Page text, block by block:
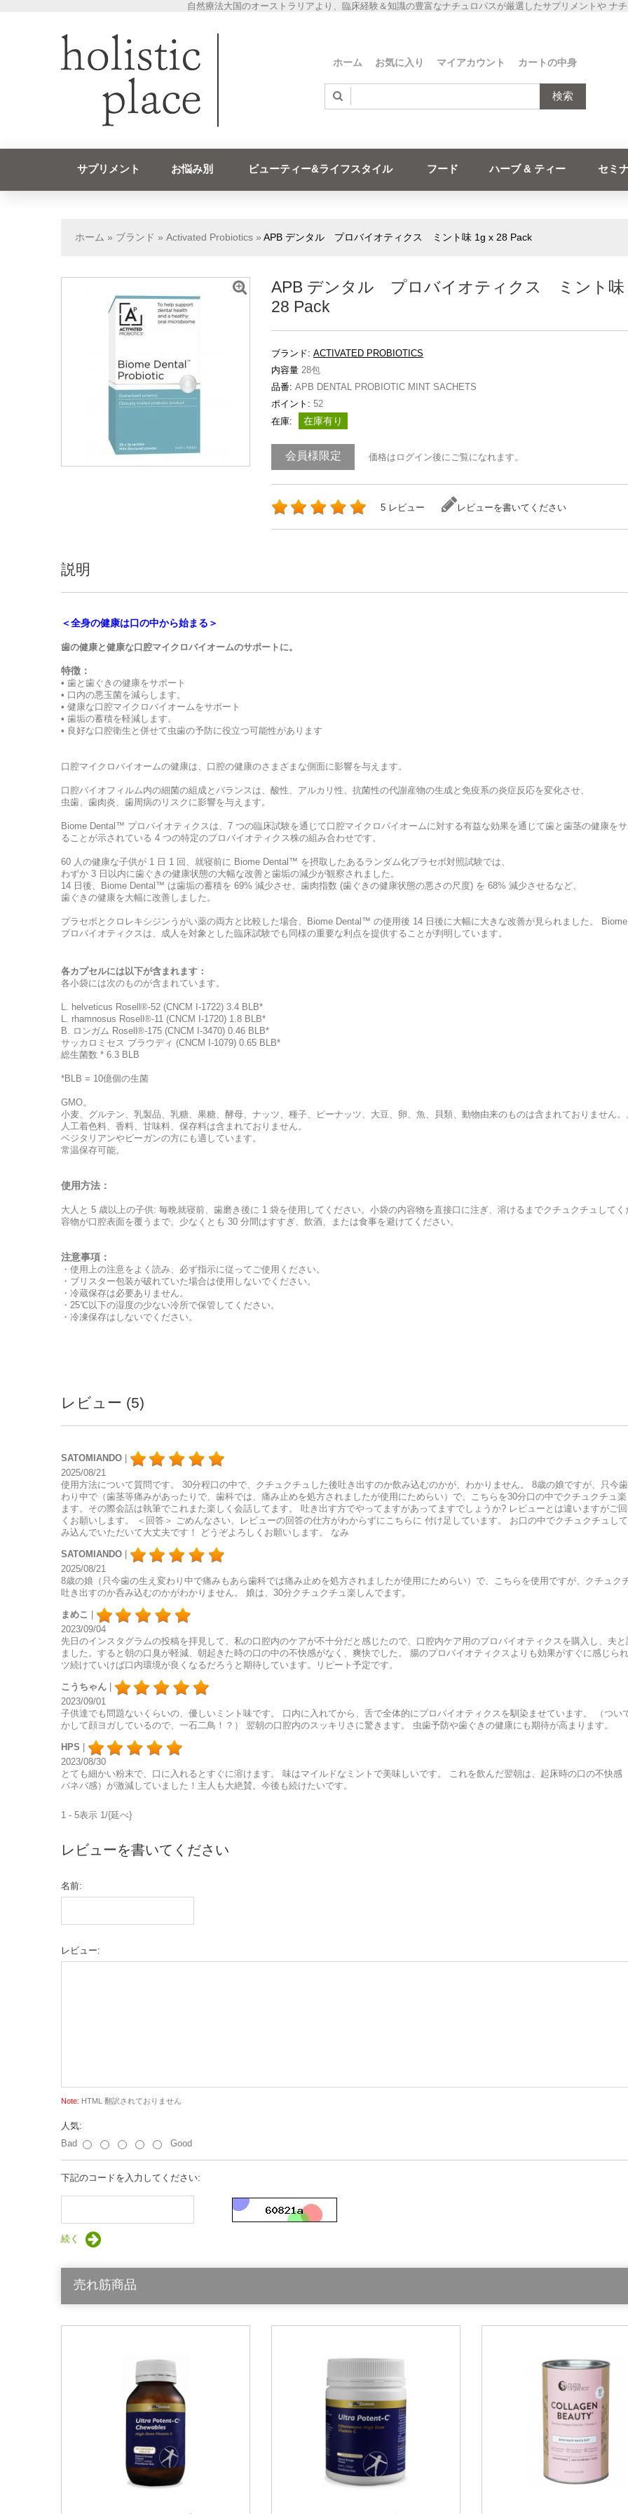
自然療法大国のオーストラリアより、臨床経験＆知識の豊富なナチュロパスが厳選したサプリメントや ナ
ホーム お気に入り マイアカウント カートの中身
検索
サプリメント お悩み別 ビューティー&ライフスタイル フード ハーブ & ティー セミ
ホーム » ブランド » Activated Probiotics » APB デンタル プロバイオティクス ミント味 1g x 28 Pack
APB デンタル プロバイオティクス ミント味
28 Pack
ブランド: ACTIVATED PROBIOTICS
内容量 28包
品番: APB DENTAL PROBIOTIC MINT SACHETS
ポイント: 52
在庫:
在庫有り
会員様限定 価格はログイン後にご覧になれます。
5 レビュー レビューを書いてください
説明
＜全身の健康は口の中から始まる＞
歯の健康と健康な口腔マイクロバイオームのサポートに。
特徴：
• 歯と歯ぐきの健康をサポート
• 口内の悪玉菌を減らします。
• 健康な口腔マイクロバイオームをサポート
• 歯垢の蓄積を軽減します。
• 良好な口腔衛生と併せて虫歯の予防に役立つ可能性があります
口腔マイクロバイオームの健康は、口腔の健康のさまざまな側面に影響を与えます。
口腔バイオフィルム内の細菌の組成とバランスは、酸性、アルカリ性、抗菌性の代謝産物の生成と免疫系の炎症反応を変化させ、
虫歯、歯肉炎、歯周病のリスクに影響を与えます。
Biome Dental™ プロバイオティクスは、7 つの臨床試験を通じて口腔マイクロバイオームに対する有益な効果を通じて歯と歯茎の健康を
ることが示されている 4 つの特定のプロバイオティクス株の組み合わせです。
60 人の健康な子供が 1 日 1 回、就寝前に Biome Dental™ を摂取したあるランダム化プラセボ対照試験では、
わずか 3 日以内に歯ぐきの健康状態の大幅な改善と歯垢の減少が観察されました。
14 日後、Biome Dental™ は歯垢の蓄積を 69% 減少させ、歯肉指数 (歯ぐきの健康状態の悪さの尺度) を 68% 減少させるなど、
歯ぐきの健康を大幅に改善しました。
プラセボとクロレキシジンうがい薬の両方と比較した場合、Biome Dental™ の使用後 14 日後に大幅に大きな改善が見られました。
プロバイオティクスは、成人を対象とした臨床試験でも同様の重要な利点を提供することが判明しています。
各カプセルには以下が含まれます：
各小袋には次のものが含まれています。
L. helveticus Rosell®-52 (CNCM I-1722) 3.4 BLB*
L. rhamnosus Rosell®-11 (CNCM I-1720) 1.8 BLB*
B. ロンガム Rosell®-175 (CNCM I-3470) 0.46 BLB*
サッカロミセス ブラウディ (CNCM I-1079) 0.65 BLB*
総生菌数 * 6.3 BLB
*BLB = 10億個の生菌
GMO。
小麦、グルテン、乳製品、乳糖、果糖、酵母、ナッツ、種子、ピーナッツ、大豆、卵、魚、貝類、動物由来のものは含まれておりません。
人工着色料、香料、甘味料、保存料は含まれておりません。
ベジタリアンやビーガンの方にも適しています。
常温保存可能。
使用方法：
大人と 5 歳以上の子供: 毎晩就寝前、歯磨き後に 1 袋を使用してください。小袋の内容物を直接口に注ぎ、溶けるまでクチュクチュしてく
容物が口腔表面を覆うまで、少なくとも 30 分間はすすぎ、飲酒、または食事を避けてください。
注意事項：
​・使用上の注意をよく読み、必ず指示に従ってご使用ください。
・ブリスター包装が破れていた場合は使用しないでください。
・冷蔵保存は必要ありません。
・25℃以下の湿度の少ない冷所で保管してください。
・冷凍保存はしないでください。
レビュー (5)
SATOMIANDO
2025/08/21
使用方法について質問です。 30分程口の中で、クチュクチュした後吐き出すのか飲み込むのかが、わかりません。 8歳の娘ですが、只今
わり中で（歯茎等痛みがあったりで、歯科では、痛み止めを処方されましたが使用にためらい）で、こちらを30分口の中でクチュクチュ
ます。その際会話は執筆でこれまた楽しく会話してます。 吐き出す方でやってますがあってますでしょうか? レビューとは違いますがご
くお願いします。 ＜回答＞ ごめんなさい、レビューの回答の仕方がわからずにこちらに 付け足しています。 お口の中でクチュクチュし
み込んでいただいて大丈夫です！ どうぞよろしくお願いします。 なみ
SATOMIANDO
2025/08/21
8歳の娘（只今歯の生え変わり中で痛みもあら歯科では痛み止めを処方されましたが使用にためらい）で、こちらを使用ですが、クチュク
吐き出すのか呑み込むのかがわかりません。 娘は、30分クチュクチュ楽しんでます。
まめこ
2023/09/04
先日のインスタグラムの投稿を拝見して、私の口腔内のケアが不十分だと感じたので、口腔内ケア用のプロバイオティクスを購入し、夫と
ました。すると朝の口臭が軽減、朝起きた時の口の中の不快感がなく、爽快でした。 腸のプロバイオティクスよりも効果がすぐに感じら
ツ続けていけば口内環境が良くなるだろうと期待しています。リピート予定です。
こうちゃん
2023/09/01
子供達でも問題ないくらいの、優しいミント味です。 口内に入れてから、舌で全体的にプロバイオティクスを馴染ませています。 （つい
かして顔ヨガしているので、一石二鳥！？） 翌朝の口腔内のスッキリさに驚きます。 虫歯予防や歯ぐきの健康にも期待が高まります。
HPS
2023/08/30
とても細かい粉末で、口に入れるとすぐに溶けます。 味はマイルドなミントで美味しいです。 これを飲んだ翌朝は、起床時の口の不快感
バネバ感）が激減していました！主人も大絶賛。今後も続けたいです。
1 - 5表示 1/{延べ}
レビューを書いてください
名前:
レビュー:
Note: HTML 翻訳されておりません
人気:
Bad
Good
下記のコードを入力してください:
続く
売れ筋商品